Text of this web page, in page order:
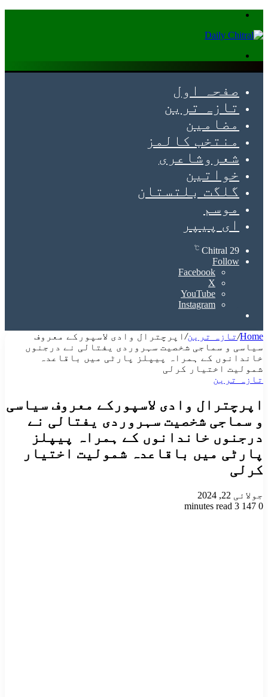
صفحہ اول
تازہ ترین
مضامین
منتخب کالمز
شعروشاعری
خواتین
گلگت بلتستان
موسم
ای پیپر
Chitral 29
℃
Follow
Facebook
X
YouTube
Instagram
Home
/تازہ ترین/ اپرچترال وادی لاسپورکے معروف
سیاسی و سماجی شخصیت سہروردی یفتالی نے درجنوں
خاندانوں کے ہمراہ پیپلز پارٹی میں باقاعدہ
شمولیت اختیار کرلی
تازہ ترین
اپرچترال وادی لاسپورکے معروف سیاسی
و سماجی شخصیت سہروردی یفتالی نے
درجنوں خاندانوں کے ہمراہ پیپلز
پارٹی میں باقاعدہ شمولیت اختیار
کرلی
جولائی 22, 2024
0
3 minutes read